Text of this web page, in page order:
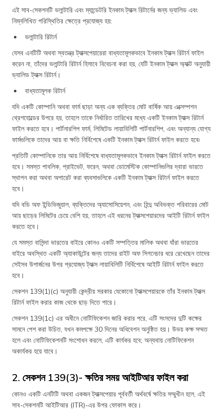
এই সাব-সেকশনটি ভলান্টারি এবং ম্যান্ডেটরি ইনকাম ট্যাক্স রিটার্নের জন্য ভ্যালিড এবং
নিম্নলিখিত পরিস্থিতির ক্ষেত্রে প্রযোজ্য হয়:
ভলান্টারি রিটার্ন
যেসব এনটিটি অথবা স্বতন্ত্র ট্যাক্সপেয়ারেরা বাধ্যতামূলকভাবে ইনকাম ট্যাক্স রিটার্ন ফাইল
করেন না, তাঁদের ভলান্টারি রিটার্ন হিসাবে বিবেচনা করা হয়, যেটি ইনকাম ট্যাক্স অ্যাক্ট অনুযায়ী
ভ্যালিড ট্যাক্স রিটার্ন।
বাধ্যতামূলক রিটার্ন
যদি একটি কোম্পানি অথবা ফার্ম ছাড়া অন্য এক ব্যক্তির মোট বার্ষিক আয় এক্সেম্পশন
থ্রেশহোল্ডের উপরে হয়, তাহলে তাকে নির্ধারিত তারিখের মধ্যে একটি ইনকাম ট্যাক্স রিটার্ন
ফাইল করতে হবে। পার্টনারশিপ ফার্ম, লিমিটেড লায়াবিলিটি পার্টনারশিপ, এবং অন্যান্য যোগ্য
ফার্মগুলিকে তাদের আয় বা ক্ষতি নির্বিশেষে একটি ইনকাম ট্যাক্স রিটার্ন ফাইল করতে হবে৷
প্রতিটি কোম্পানিকে তার আয় নির্বিশেষে বাধ্যতামূলকভাবে ইনকাম ট্যাক্স রিটার্ন ফাইল করতে
হবে। সমস্ত পাবলিক, প্রাইভেট, ফরেন, অথবা ডোমেস্টিক কোম্পানিগুলির দ্বারা ভারতে
স্থাপন করা অথবা অপারেট করা ব্যবসাগুলিকে একটি ইনকাম ট্যাক্স রিটার্ন ফাইল করতে
হবে।
যদি বডি অফ ইন্ডিভিজুয়াল, ব্যক্তিদের অ্যাসোসিয়েশন, এবং হিন্দু অবিভক্ত পরিবারের মোট
আয় ছাড়ের লিমিটের চেয়ে বেশি হয়, তাহলে এই ধরনের ট্যাক্সপেয়ারদের আইটি রিটার্ন ফাইল
করতে হবে।
যে সমস্ত বাসিন্দা ভারতের বাইরে কোনও একটি সম্পত্তির মালিক অথবা যাঁরা ভারতের
বাইরে অবস্থিত একটি অ্যাকাউন্টের জন্য তাদের রাইট অফ সিগনেচার ধরে রেখেছেন তাদের
সেইসব উপার্জনের উপর প্রযোজ্য ট্যাক্স লায়াবিলিটি নির্বিশেষে আইটি রিটার্ন ফাইল করতে
হবে।
সেকশন 139(1)(c) অনুযায়ী কেন্দ্রীয় সরকার যেকোনো ট্যাক্সপেয়ারকে তাঁর ইনকাম ট্যাক্স
রিটার্ন ফাইল করার কাজ থেকে ছাড় দিতে পারে।
সেকশন 139(1c) এর অধীনে নোটিফিকেশন জারি করার পরে, এটি সংসদের দুটি কক্ষের
সামনে পেশ করা উচিত, যখন কমপক্ষে 30 দিনের অধিবেশন অনুষ্ঠিত হয়। উভয় কক্ষ সম্মত
হলে এবং নোটিফিকেশনটি সংশোধন করলে, এটি কার্যকর হবে; অন্যথায় নোটিফিকেশন
অকার্যকর হয়ে যাবে।
2. সেকশন 139(3)- ক্ষতির সময় আইটিআর ফাইল করা
কোনও একটি এনটিটি অথবা একজন ট্যাক্সপেয়ার পূর্ববর্তী অর্থবর্ষে ক্ষতির সম্মুখীন হলে, এই
সাব-সেকশনটি আইটিআর (ITR)-এর উপর ফোকাস করে।